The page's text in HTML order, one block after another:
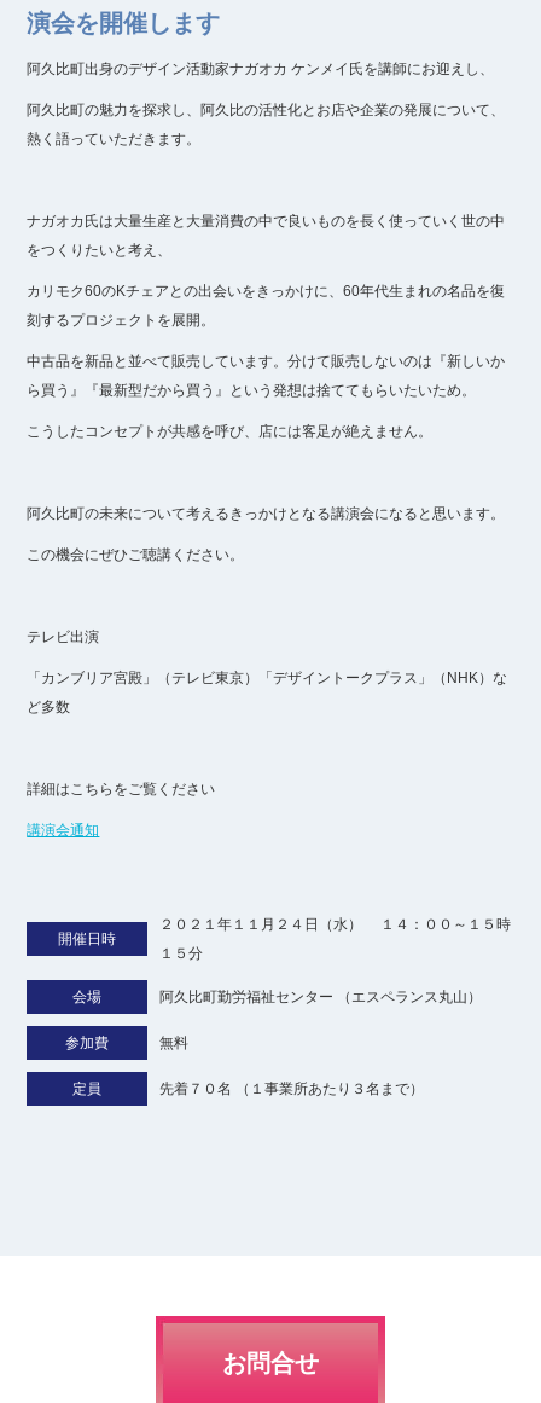
演会を開催します
阿久比町出身のデザイン活動家ナガオカ ケンメイ氏を講師にお迎えし、
阿久比町の魅力を探求し、阿久比の活性化とお店や企業の発展について、
熱く語っていただきます。
ナガオカ氏は大量生産と大量消費の中で良いものを長く使っていく世の中
をつくりたいと考え、
カリモク60のKチェアとの出会いをきっかけに、60年代生まれの名品を復
刻するプロジェクトを展開。
中古品を新品と並べて販売しています。分けて販売しないのは『新しいか
ら買う』『最新型だから買う』という発想は捨ててもらいたいため。
こうしたコンセプトが共感を呼び、店には客足が絶えません。
阿久比町の未来について考えるきっかけとなる講演会になると思います。
この機会にぜひご聴講ください。
テレビ出演
「カンブリア宮殿」（テレビ東京）「デザイントークプラス」（NHK）な
ど多数
詳細はこちらをご覧ください
講演会通知
開催日時
２０２１年１１月２４日（水） １４：００～１５時
１５分
会場 阿久比町勤労福祉センター （エスペランス丸山）
参加費 無料
定員 先着７０名 （１事業所あたり３名まで）
お問合せ